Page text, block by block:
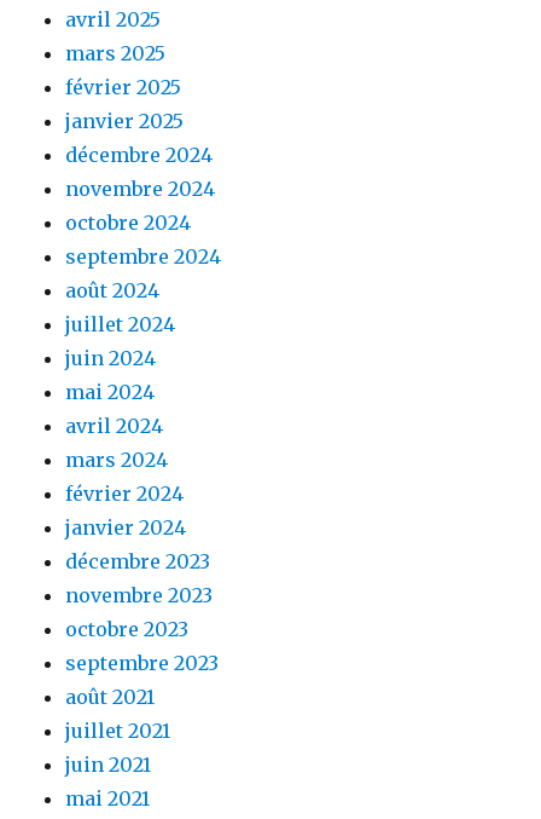
avril 2025
mars 2025
février 2025
janvier 2025
décembre 2024
novembre 2024
octobre 2024
septembre 2024
août 2024
juillet 2024
juin 2024
mai 2024
avril 2024
mars 2024
février 2024
janvier 2024
décembre 2023
novembre 2023
octobre 2023
septembre 2023
août 2021
juillet 2021
juin 2021
mai 2021